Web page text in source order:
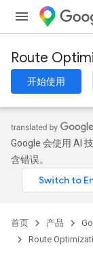
Route
开始使用
Google 会使用 AI
含错误。
首页 产品
Route